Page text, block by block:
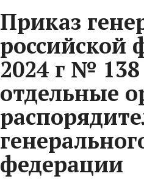
Приказ
российской
2024 г №
отдельные
федерации